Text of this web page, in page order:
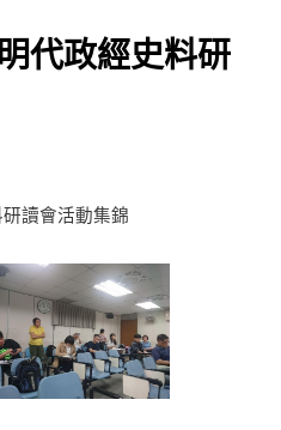
覽
代政經史料研
讀會活動集錦